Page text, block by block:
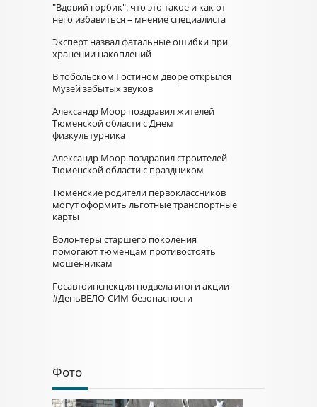
"Вдовий горбик": что это такое и как от
него избавиться – мнение специалиста
Эксперт назвал фатальные ошибки при
хранении накоплений
В тобольском Гостином дворе открылся
Музей забытых звуков
Александр Моор поздравил жителей
Тюменской области с Днем
физкультурника
Александр Моор поздравил строителей
Тюменской области с праздником
Тюменские родители первоклассников
могут оформить льготные транспортные
карты
Волонтеры старшего поколения
помогают тюменцам противостоять
мошенникам
Госавтоинспекция подвела итоги акции
#ДеньВЕЛО-СИМ-безопасности
Фото